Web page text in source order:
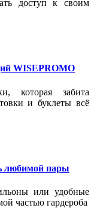
доступ к своим
WISEPROMO
которая забита
и буклеты всё
любимой пары
или удобные
частью гардероба